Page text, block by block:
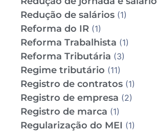
Redução de salários (1)
Reforma do IR (1)
Reforma Trabalhista (1)
Reforma Tributária (3)
Regime tributário (11)
Registro de contratos (1)
Registro de empresa (2)
Registro de marca (1)
Regularização do MEI (1)